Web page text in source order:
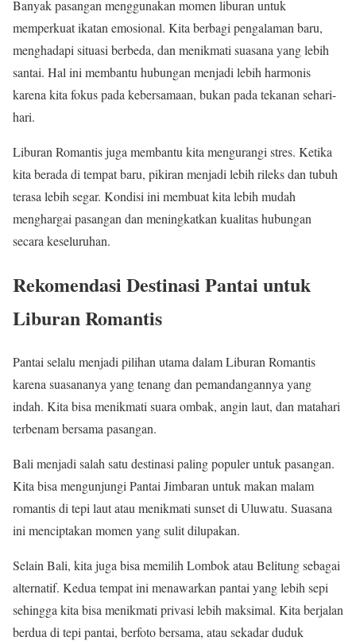
Banyak pasangan menggunakan momen liburan untuk
memperkuat ikatan emosional. Kita berbagi pengalaman baru,
menghadapi situasi berbeda, dan menikmati suasana yang lebih
santai. Hal ini membantu hubungan menjadi lebih harmonis
karena kita fokus pada kebersamaan, bukan pada tekanan sehari-
hari.
Liburan Romantis juga membantu kita mengurangi stres. Ketika
kita berada di tempat baru, pikiran menjadi lebih rileks dan tubuh
terasa lebih segar. Kondisi ini membuat kita lebih mudah
menghargai pasangan dan meningkatkan kualitas hubungan
secara keseluruhan.
Rekomendasi Destinasi Pantai untuk
Liburan Romantis
Pantai selalu menjadi pilihan utama dalam Liburan Romantis
karena suasananya yang tenang dan pemandangannya yang
indah. Kita bisa menikmati suara ombak, angin laut, dan matahari
terbenam bersama pasangan.
Bali menjadi salah satu destinasi paling populer untuk pasangan.
Kita bisa mengunjungi Pantai Jimbaran untuk makan malam
romantis di tepi laut atau menikmati sunset di Uluwatu. Suasana
ini menciptakan momen yang sulit dilupakan.
Selain Bali, kita juga bisa memilih Lombok atau Belitung sebagai
alternatif. Kedua tempat ini menawarkan pantai yang lebih sepi
sehingga kita bisa menikmati privasi lebih maksimal. Kita berjalan
berdua di tepi pantai, berfoto bersama, atau sekadar duduk